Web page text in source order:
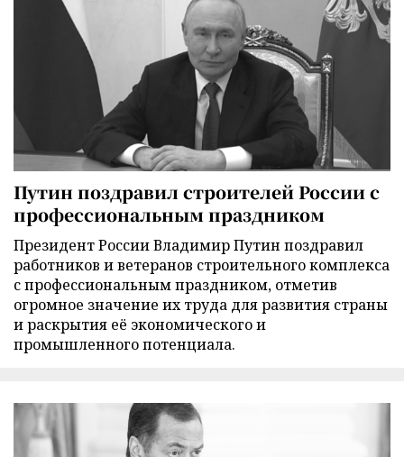
Путин поздравил строителей России с
профессиональным праздником
Президент России Владимир Путин поздравил
работников и ветеранов строительного комплекса
с профессиональным праздником, отметив
огромное значение их труда для развития страны
и раскрытия её экономического и
промышленного потенциала.